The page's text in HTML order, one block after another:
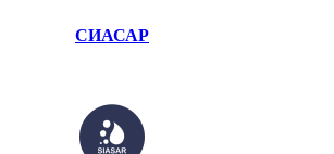
СИАСАР